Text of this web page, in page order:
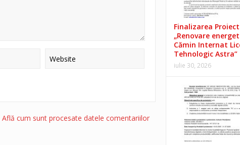
Află cum sunt procesate datele comentariilor
Finalizarea
„Renovare
Cămin Internat
Tehnologic Astra”
iulie 30, 2026